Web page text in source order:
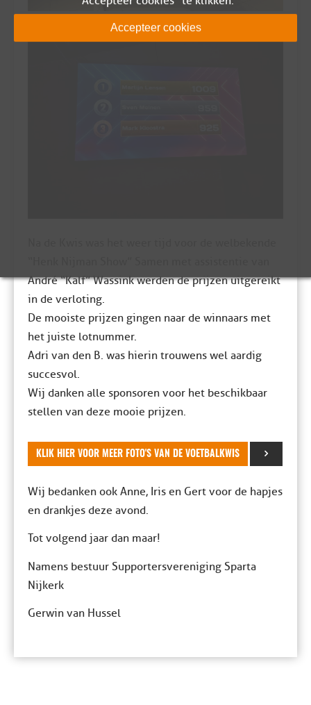
André “Kalf” Wassink werden de prijzen uitgereikt
in de verloting.
De mooiste prijzen gingen naar de winnaars met
het juiste lotnummer.
Adri van den B. was hierin trouwens wel aardig
succesvol.
Wij danken alle sponsoren voor het beschikbaar
stellen van deze mooie prijzen.
KLIK HIER VOOR MEER FOTO'S VAN DE VOETBALKWIS
Wij bedanken ook Anne, Iris en Gert voor de hapjes
en drankjes deze avond.
Tot volgend jaar dan maar!
Namens bestuur Supportersvereniging Sparta
Nijkerk
Gerwin van Hussel
Accepteer cookies